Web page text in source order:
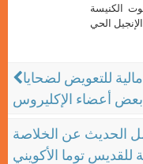
الكنيسة
للتعويض لضحايا
بعض أعضاء الإكليروس
الحديث عن الخلاصة
للقديس توما الأكويني